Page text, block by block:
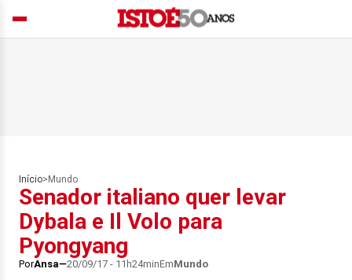
Início> Mundo
Senador italiano quer levar
Dybala e Il Volo para
Pyongyang
PorAnsa 20/09/17 - 11h24minEmMundo